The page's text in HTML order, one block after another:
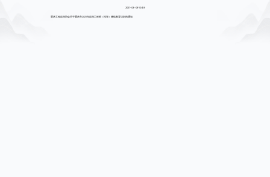
2021-03-09 10:49
重庆工程咨询协会关于重庆市2021年咨询工程师（投资）继续教育培训的通知